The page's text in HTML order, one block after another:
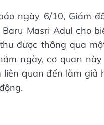
ngày 6/10, Giám
Baru Masri Adul cho
được thông qua
ngày, cơ quan
quan đến làm giả